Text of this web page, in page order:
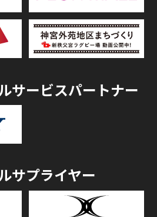
サービスパートナー
サプライヤー